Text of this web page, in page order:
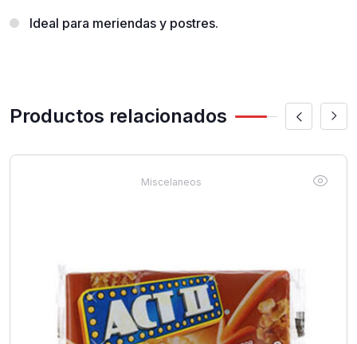
Ideal para meriendas y postres.
Productos relacionados
Miscelaneos